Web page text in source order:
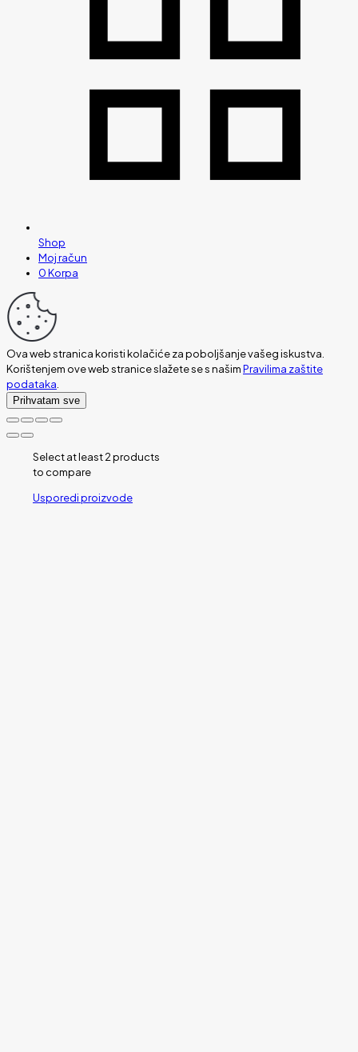
Shop
Moj račun
0Korpa
Ova web stranica koristi kolačiće za poboljšanje vašeg iskustva.
Korištenjem ove web stranice slažete se s našimPravilima zaštite
podataka.
Prihvatam sve
Select at least 2 products
to compare
Usporedi proizvode